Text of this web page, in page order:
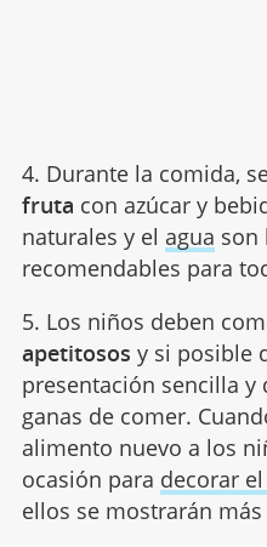
4. Durante la comida,
fruta con azúcar y
naturales y el agua son
recomendables para
5. Los niños deben
apetitosos y si posible
presentación sencilla y
ganas de comer.
alimento nuevo a los
ocasión para decorar
ellos se mostrarán